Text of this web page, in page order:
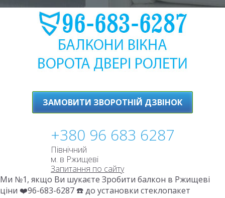
ЗАМОВИТИ ЗВОРОТНІЙ ДЗВІНОК
+380 96 683 6287
Північний
м. в Ржищеві
Запитання по сайту
Ми №1, якщо Ви шукаєте Зробити балкон в Ржищеві
ціни ❤️96-683-6287 ☎️ до установки стеклопакет